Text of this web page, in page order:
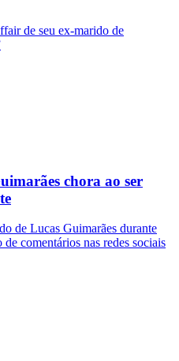
de seu ex-marido de
chora ao ser
de Lucas Guimarães durante
comentários nas redes sociais